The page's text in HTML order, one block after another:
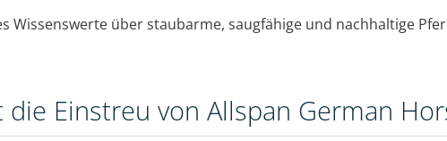
Wissenswerte über staubarme, saugfähige und nachhaltige
die Einstreu von Allspan German